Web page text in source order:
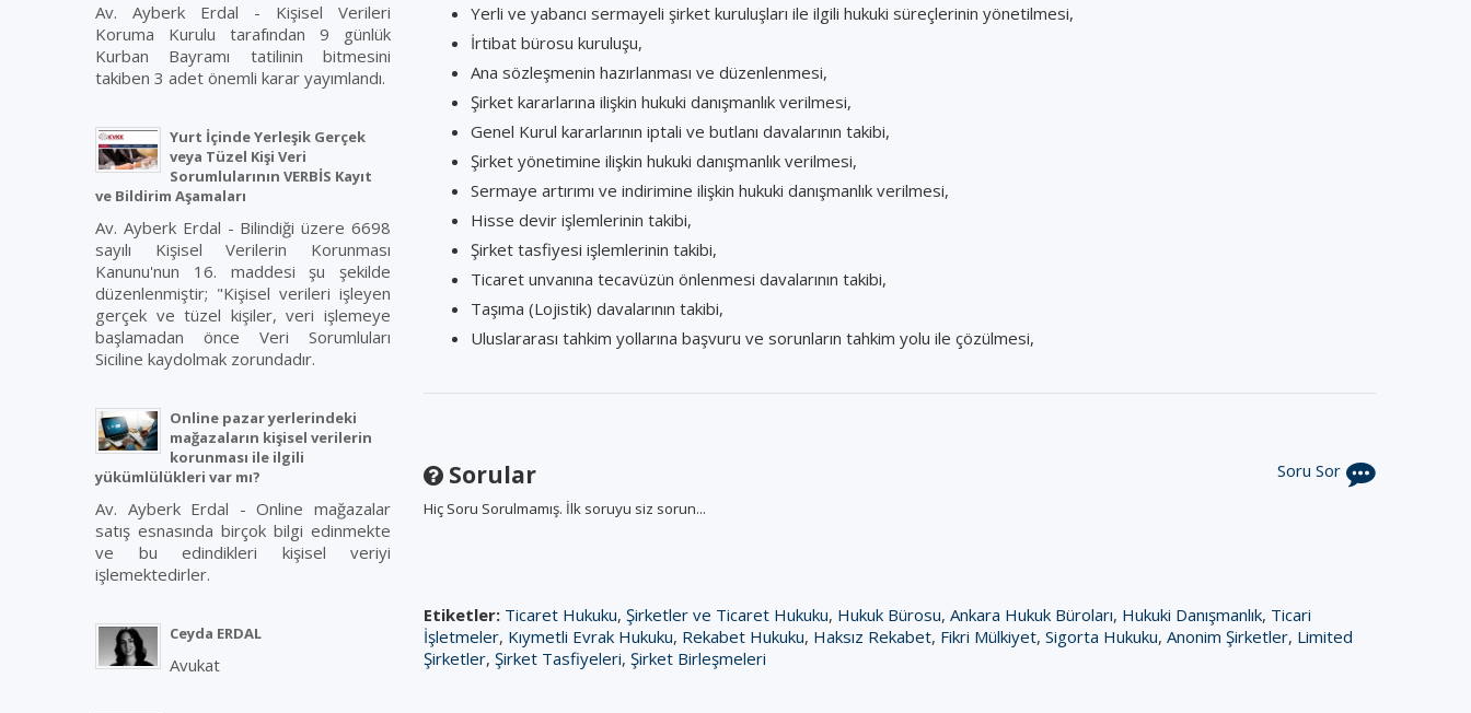
Av. Ayberk Erdal - Kişisel Verileri
Koruma Kurulu tarafından 9 günlük
Kurban Bayramı tatilinin bitmesini
takiben 3 adet önemli karar yayımlandı.
Yurt İçinde Yerleşik Gerçek
veya Tüzel Kişi Veri
Sorumlularının VERBİS Kayıt
ve Bildirim Aşamaları
Av. Ayberk Erdal - Bilindiği üzere 6698
sayılı Kişisel Verilerin Korunması
Kanunu'nun 16. maddesi şu şekilde
düzenlenmiştir; "Kişisel verileri işleyen
gerçek ve tüzel kişiler, veri işlemeye
başlamadan önce Veri Sorumluları
Siciline kaydolmak zorundadır.
Online pazar yerlerindeki
mağazaların kişisel verilerin
korunması ile ilgili
yükümlülükleri var mı?
Av. Ayberk Erdal - Online mağazalar
satış esnasında birçok bilgi edinmekte
ve bu edindikleri kişisel veriyi
işlemektedirler.
Ceyda ERDAL
Avukat
Yerli ve yabancı sermayeli şirket kuruluşları ile ilgili hukuki süreçlerinin yönetilmesi,
İrtibat bürosu kuruluşu,
Ana sözleşmenin hazırlanması ve düzenlenmesi,
Şirket kararlarına ilişkin hukuki danışmanlık verilmesi,
Genel Kurul kararlarının iptali ve butlanı davalarının takibi,
Şirket yönetimine ilişkin hukuki danışmanlık verilmesi,
Sermaye artırımı ve indirimine ilişkin hukuki danışmanlık verilmesi,
Hisse devir işlemlerinin takibi,
Şirket tasfiyesi işlemlerinin takibi,
Ticaret unvanına tecavüzün önlenmesi davalarının takibi,
Taşıma (Lojistik) davalarının takibi,
Uluslararası tahkim yollarına başvuru ve sorunların tahkim yolu ile çözülmesi,
Sorular Soru Sor
Hiç Soru Sorulmamış. İlk soruyu siz sorun...
Etiketler: Ticaret Hukuku, Şirketler ve Ticaret Hukuku, Hukuk Bürosu, Ankara Hukuk Büroları, Hukuki Danışmanlık, Ticari
İşletmeler, Kıymetli Evrak Hukuku, Rekabet Hukuku, Haksız Rekabet, Fikri Mülkiyet, Sigorta Hukuku, Anonim Şirketler, Limited
Şirketler, Şirket Tasfiyeleri, Şirket Birleşmeleri